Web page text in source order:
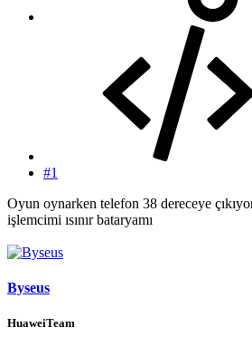
#1
Oyun oynarken telefon 38 dereceye
işlemcimi ısınır bataryamı
Byseus
HuaweiTeam